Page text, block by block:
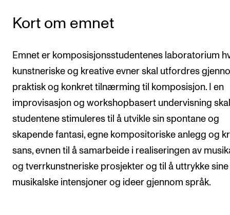
STUDENTLIV
Si ifra!
Betalte spilleoppdrag
Utveksling og reiser
Velferd og helse
AKTUELT
Arrangementer
Kort om emnet
Emnet er komposisjonsstudentenes laboratorium
kunstneriske og kreative evner skal utfordres
praktisk og konkret tilnærming til komposisjon. I en
improvisasjon og workshopbasert undervisning skal
studentene stimuleres til å utvikle sin spontane og
skapende fantasi, egne kompositoriske anlegg og
sans, evnen til å samarbeide i realiseringen av
og tverrkunstneriske prosjekter og til å uttrykke sine
musikalske intensjoner og ideer gjennom språk.